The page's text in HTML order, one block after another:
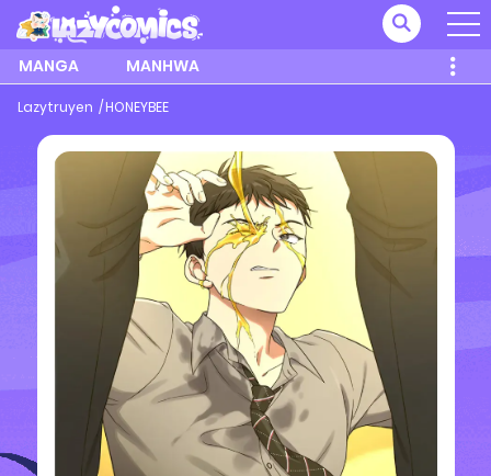
MANGA MANHWA
Lazytruyen HONEYBEE